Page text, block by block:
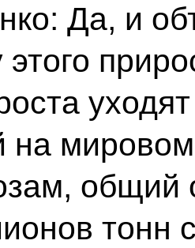
Да, и
этого
на
общий
тонн